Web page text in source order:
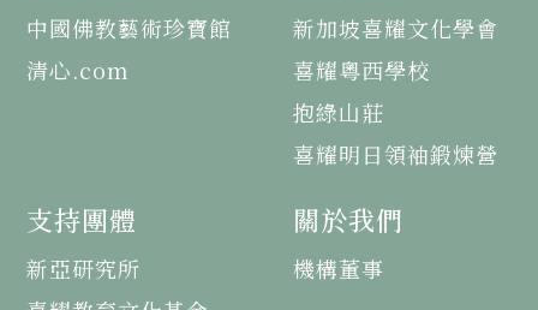
中國佛教藝術珍寶館
清心.com
新加坡喜耀文化學會
喜耀粵西學校
抱綠山莊
喜耀明日領袖鍛煉營
支持團體
新亞研究所
關於我們
機構董事